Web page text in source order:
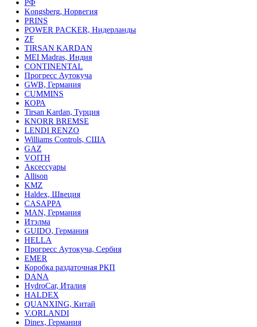
РФ
Kongsberg, Норвегия
PRINS
POWER PACKER, Нидерланды
ZF
TIRSAN KARDAN
MEI Madras, Индия
CONTINENTAL
Прогресс Аутокуча
GWB, Германия
CUMMINS
КОРА
Tirsan Kardan, Турция
KNORR BREMSE
LENDI RENZO
Williams Controls, США
GAZ
VOITH
Аксессуары
Allison
KMZ
Haldex, Швеция
CASAPPA
MAN, Германия
Итэлма
GUIDO, Германия
HELLA
Прогресс Аутокуча, Сербия
EMER
Коробка раздаточная РКП
DANA
HydroCar, Италия
HALDEX
QUANXING, Китай
V.ORLANDI
Dinex, Германия